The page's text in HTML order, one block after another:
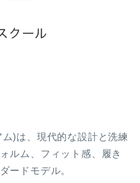
)は、現代的な設計と洗練
ルム、フィット感、履き
ードモデル。